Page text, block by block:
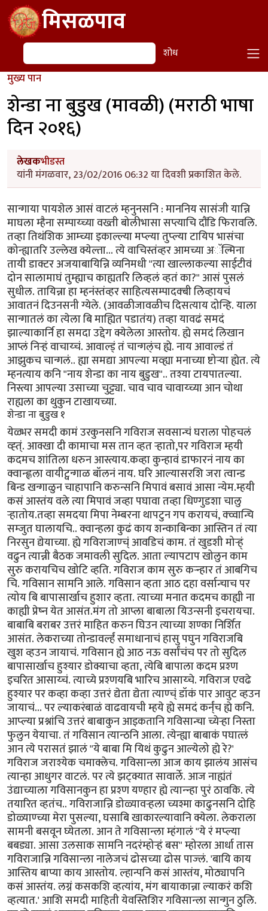
Skip to main contentमिसळपाव
शोध शोध
मुख्य पान
शेन्डा ना बुडुख (मावळी) (मराठी भाषा
दिन २०१६)
लेखकभीडस्त
यांनी मंगळवार, 23/02/2016 06:32 या दिवशी प्रकाशित केले.
सान्गाया पायशेल आसं वाटलं म्हनुनसनि : माननिय सासंजी यान्नि
माघला म्हैना सम्पाय्च्या वख्ती बोलीभासा सप्त्याचि दौंडि फिरावलि.
तव्हा तिथंशिक आम्च्या इकाल्ल्या मप्ल्या तुप्ल्या टायिप भासंचा
कोन्ह्यातरि उल्लेख क्येल्ता... त्ये वाचिस्तंव्हर आमच्या अॅल्मिना
तायी डाक्टर अजयाबायिन्नि व्यनिमधी "त्या खाल्लाकल्या साईटीवं
दोन सालामाघं तुम्ह्याच काह्यतरि लिव्हलं व्हतं का?" आसं पुसलं
सुधील. तायिन्ना हा म्हनंस्तंव्हर साहित्यसम्पादक्बी लिव्हायचं
आवातनं दिउनसनी ग्येले. (आवळीजावळीच दिसत्याय दोन्हि. याला
सान्गातलं का त्येला बि माह्यित पडातंय) तव्हा यावढं समदं
झाल्याकार्नि हा समदा उद्देग क्येलेला आस्तोय. ह्ये समदं लिखान
आप्लं निर्‍हं वाचाय्चं. आवाल्ड्ं तं चान्गल्ंच ह्ये. नाय आवाल्डं तं
आझुकच चान्गलं.. ह्या समद्या आपल्या मव्ह्या मनाच्या ष्टोर्‍या ह्येत. त्ये
म्हनत्याय कनि "नाय शेन्डा का नाय बुडुख".. तश्या टायपातल्या.
निस्त्या आपल्या उसाच्या चुट्ट्या. चाव चाव चावाय्च्या आन चोथा
राह्यला का थुकुन टाखायच्या.
शेन्डा ना बुडुख १
येळ्भर समदी कामं उरकुनसनि गविराज सवसान्चं घराला पोहचलं
व्ह्त्ं. आक्खा दी कामाचा मस तान व्हत र्‍हातो,पर गविराज म्हयी
कदमच शांतिला धरुन आस्त्याय.कव्हा कुन्हावं डाफारनं नाय का
क्वान्ह्लला वायीट्वन्गाळ बॉलनं नाय. घरि आल्यासरशि जरा त्वान्ड
बिन्ड खन्गाळुन चाहापानि करुन्सनि मिपावं बसावं आसा न्येम.म्हयी
कसं आस्तंय वले त्या मिपावं जव्हा पघावा तव्हा धिण्गुडशा चालु
र्‍हातोय.तव्हा समदया मिपा नेम्बरना थापटुन गप करायचं, क्व्वान्चि
सम्जुत घालायचि.. क्वान्हला कुढं काय शन्काबिन्का आस्तिन तं त्या
निरसुन द्येयाच्या. ह्ये गविराजाण्च्ं आवडिचं काम. तं खुडशी मोर्‍ह्ं
वढुन त्यान्नी बैठक जमावली सुदिल. आता ल्यापटाप खोलुन काम
सुरु करायचिच खोटि व्हति. गविराज काम सुरु कर्‍न्हार तं आबगिच
चि. गविसान सामनि आले. गविसान व्हता आठ दहा वर्सान्चाच पर
त्योय बि बापासार्खाच हुशार व्हता. त्याच्या मनात कदमच काह्यी ना
काह्यी प्रेष्न येत आसंत.मंग तो आप्ला बाबाला यिउन्सनी इचरायचा.
बाबाबि बराबर उत्तरं माहित करुन घिउन त्याच्या शण्का निर्शित
आसंत. लेकराच्या तोन्डावर्ल्हं समाधानाचं हासु पघुन गविराजबि
खुश व्हउन जायाचं. गविसान ह्ये आठ नऊ वर्सांचंच पर तो सुदिल
बापासार्खाच हुश्यार डोक्याचा व्हता, त्येबि बापाला कदम प्रश्ण
इचरित आसाय्चं. त्याच्ये प्रश्णयबि भारिच आसाय्चे. गविराज एवढे
हुश्यार पर कव्हा कव्हा उत्तरं द्येता द्येता त्याण्च्ं डॉकं पार आवुट व्हउन
जायाचं... पर ल्याकरंबाळं वाढवायची म्हये ह्ये समदं कर्न्ंच ह्ये कनि.
आप्ल्या प्रश्नांचि उत्तरं बाबाकुन आइकतानि गविसान्चा च्येर्‍हा निस्ता
फुलुन येयाचा. तं गविसान त्यान्ठनि आला. त्येन्ह्या बाबाकं पघात्लं
आन त्ये परासतं झालं "ये बाबा मि यिथं कुढुन आल्येलो ह्ये रे?'
गविराज जराश्येक चमाक्लेच. गविसान्ला आज काय झालंय आसंच
त्यान्हा आधुगर वाटलं. पर त्ये झट्क्यात सावार्ले. आज नाह्यंतं
उंद्याच्याला गविसानकुन हा प्रश्ण यण्हार ह्ये त्यान्न्हा पुरं ठावकि. त्ये
तयारित व्हतंच.. गविराजान्नि डोळ्यावर्‍हला च्यश्मा काढुनसनि दोहि
डोळ्याण्च्या मेरा पुसल्या, घसाबि खाकारल्यावानि क्येला. लेकराला
सामनी बसवून घ्येतला. आन ते गविसान्ला म्हंगालं "ये रं मप्ल्या
बबड्या. आसा उलसाक सामनि नदरंम्होर्‍हं बस" म्होरला आर्धा तास
गविराजान्नि गविसान्ला नालेजचं ढोसच्या ढोस पाज्लं. 'बायि काय
आस्तिय बाप्या काय आस्तोय. ल्हान्पनि कसं आस्तंय, मोठ्यापनि
कसं आस्तंय. लग्नं कसकशि व्हत्यांय, मंग बायाकान्ना ल्याकरं कशि
व्हत्यात.' आशि समदी माहिती येवस्तिशिर गविसान्ला सान्गुन ठुलि.